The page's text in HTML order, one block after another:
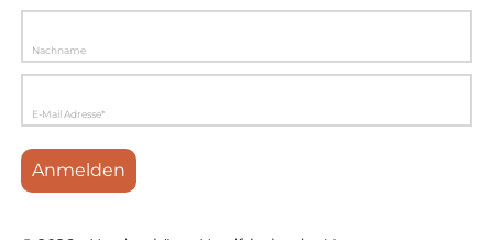
Nachname
E-Mail Adresse*
Anmelden